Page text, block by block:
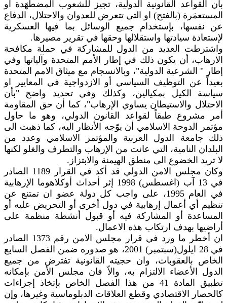
بأن القواعد القانونية الدولية، تجيز للشعوب المضطهَدة او
المستعمَرة (بالفتح) او التي تتعرض للعدوان والاحتلال، الدفاع
عن نفسها، بإستخدام جميع الوسائل بما فيها العسكرية
لإستعادة سيادتها واستقلالها وحقها في تقرير مصيرها.
واشترطت العديد من الدول للمشاركة في حملة مكافحة
الارهاب، أن يكون ذلك في إطار الأمم المتحدة وآلياتها وفي
إطار " الشرعية الدولية"، وبالانسجام مع ميثاق الامم المتحدة
بعيداً عن التوظيف السياسي أو الازدواجية في المعايير او
سياسة الكيل بمكيالين، وكذلك وفي تحديد واضح "بأن
الاحتلال والاستيطان يساوي الإرهاب"، كما أن حق المقاومة
أمر مشروع طبقاً لقواعد القانون الدولي، وهو ما حاول
مؤتمر الدوحة الاسلامي أن يوّجه الأنظار اليه، كما ذهبت الى
ذلك جامعة الدول العربية والمؤتمر الاسلامي وعدد من
البلدان النامية، التي عانت من الإرهاب والتطرف والغلو لكنها
لا تريد الخضوع الى منطق الهيمنة والابتزاز.
وكان مجلس الامن الدولي قد أكد في القرار 1189 الصادر
في 13 آب (اغسطس) 1998 إثر أحداث أوكلاهوما الإرهابية
في العام 1995، على واجب كل دولة عضو ان تمتنع عن
تنظيم أي أعمال إرهابية في دول أخرى أو التحريض عليه أو
المساعدة أو المشاركة فيه أو قبول أنشطة منظمة على
أراضيها بهدف ارتكاب هذه الاعمال.
ان أخطر ما ورد في قرار مجلس الامن رقم 1373 الصادر
في 28 ايلول(سبتمبر) 2001، هو صدوره ضمن الفصل السابع
الخاص بالعقوبات، وان حجيته القانونية تفترض من جميع
الدول الأعضاء الالتزام به، والاّ فان مجلس الأمن بإمكانه
تطبيق المادة 41 من هذا الفصل الخاص بإتخاذ إجراءات
كالحصار الاقتصادي وقطع العلاقات الدبلوماسية وغيرها، وإن